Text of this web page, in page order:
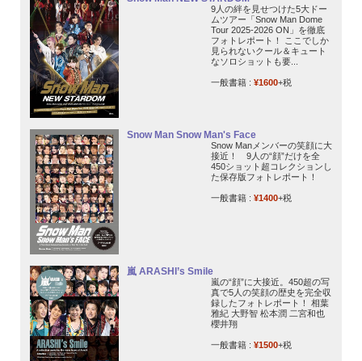
9人の絆を見せつけた5大ドー
ムツアー「Snow Man Dome
Tour 2025-2026 ON」を徹底
フォトレポート！ ここでしか
見られないクール＆キュート
なソロショットも要...
一般書籍 : ¥1600+税
Snow Man Snow Man's Face
Snow Manメンバーの笑顔に大
接近！ 9人の“顔”だけを全
450ショット超コレクションし
た保存版フォトレポート！
一般書籍 : ¥1400+税
嵐 ARASHI’s Smile
嵐の“顔”に大接近。450超の写
真で5人の笑顔の歴史を完全収
録したフォトレポート！ 相葉
雅紀 大野智 松本潤 二宮和也
櫻井翔
一般書籍 : ¥1500+税